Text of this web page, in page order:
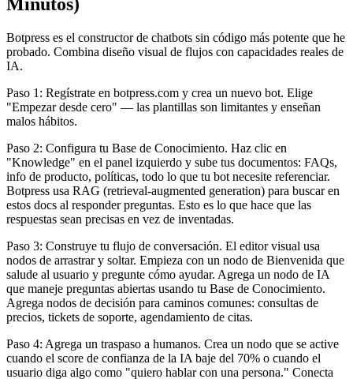
Minutos)
Botpress es el constructor de chatbots sin código más potente que he
probado. Combina diseño visual de flujos con capacidades reales de
IA.
Paso 1: Regístrate en botpress.com y crea un nuevo bot. Elige
"Empezar desde cero" — las plantillas son limitantes y enseñan
malos hábitos.
Paso 2: Configura tu Base de Conocimiento. Haz clic en
"Knowledge" en el panel izquierdo y sube tus documentos: FAQs,
info de producto, políticas, todo lo que tu bot necesite referenciar.
Botpress usa RAG (retrieval-augmented generation) para buscar en
estos docs al responder preguntas. Esto es lo que hace que las
respuestas sean precisas en vez de inventadas.
Paso 3: Construye tu flujo de conversación. El editor visual usa
nodos de arrastrar y soltar. Empieza con un nodo de Bienvenida que
salude al usuario y pregunte cómo ayudar. Agrega un nodo de IA
que maneje preguntas abiertas usando tu Base de Conocimiento.
Agrega nodos de decisión para caminos comunes: consultas de
precios, tickets de soporte, agendamiento de citas.
Paso 4: Agrega un traspaso a humanos. Crea un nodo que se active
cuando el score de confianza de la IA baje del 70% o cuando el
usuario diga algo como "quiero hablar con una persona." Conecta